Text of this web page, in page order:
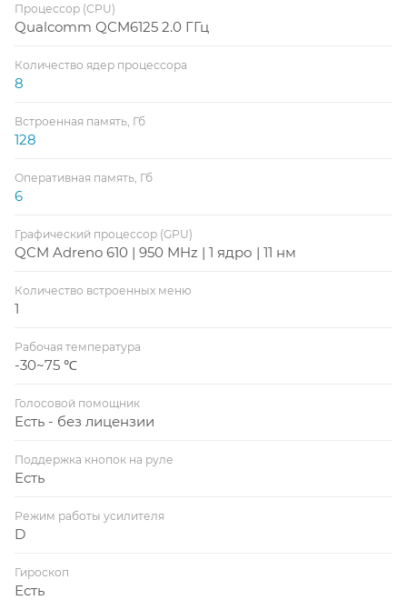
Процессор (CPU)
Qualcomm QCM6125 2.0 ГГц
Количество ядер процессора
8
Встроенная память, Гб
128
Оперативная память, Гб
6
Графический процессор (GPU)
QCM Adreno 610 | 950 MHz | 1 ядро | 11 нм
Количество встроенных меню
1
Рабочая температура
-30~75 ℃
Голосовой помощник
Есть - без лицензии
Поддержка кнопок на руле
Есть
Режим работы усилителя
D
Гироскоп
Есть